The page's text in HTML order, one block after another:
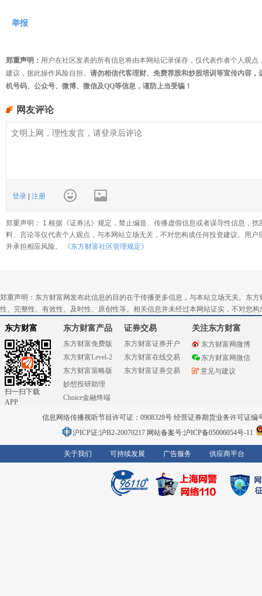
举报
郑重声明： 用户在社区发表的所有信息将由本网站记录保存，仅代表作者个人观
建议，据此操作风险自担。 请勿相信代客理财、免费荐股和炒股培训等宣传内容
机号码、公众号、微博、微信及QQ等信息，谨防上当受骗！
网友评论
登录 注册
郑重声明： 1.根据《证券法》规定，禁止编造、传播虚假信息或者误导性信息，
料、言论等仅代表个人观点，与本网站立场无关，不对您构成任何投资建议。用
并承担相应风险。
《东方财富社区管理规定》
郑重声明：东方财富网发布此信息的目的在于传播更多信息，与本站立场无关。东
性、完整性、有效性、及时性、原创性等。相关信息并未经过本网站证实，不对您
东方财富
扫一扫下载
APP
东方财富产品
东方财富免费版
东方财富Level-2
东方财富策略版
妙想投研助理
Choice金融终端
证券交易
东方财富证券开户
东方财富在线交易
东方财富证券交易
关注东方财富
东方财富网微博
东方财富网微信
意见与建议
信息网络传播视听节目许可证：0908328号 经营证券期货业务许可证编
沪ICP证:沪B2-20070217 网站备案号:沪ICP备05006054号-11
关于我们 可持续发展 广告服务 供应商平台